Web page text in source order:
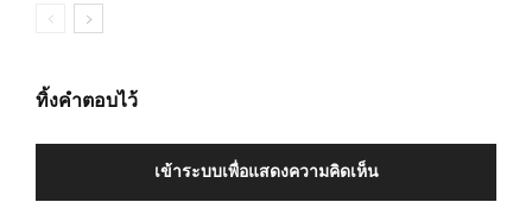
ทิ้งคำตอบไว้
เข้าระบบเพื่อแสดงความคิดเห็น